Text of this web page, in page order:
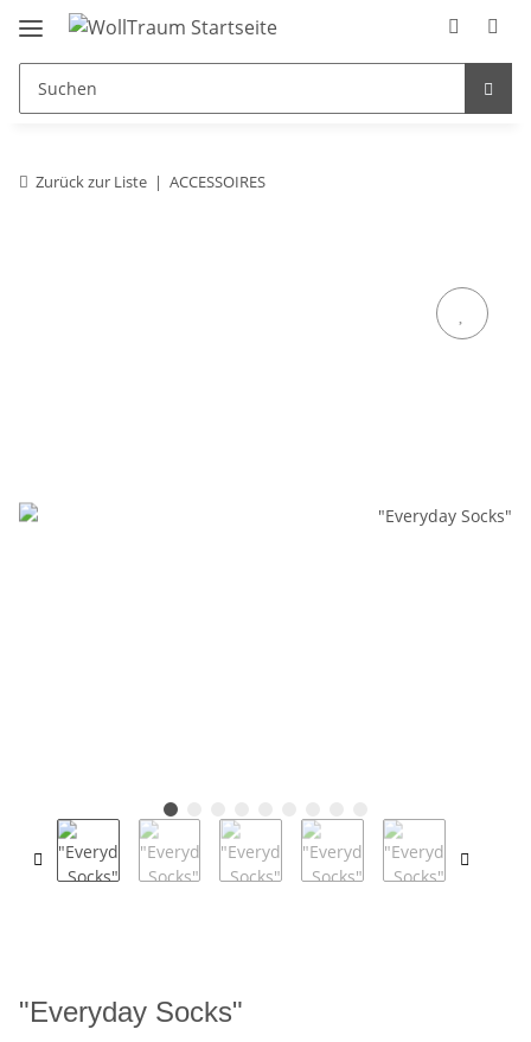
Zurück zur Liste ACCESSOIRES
"Everyday Socks"